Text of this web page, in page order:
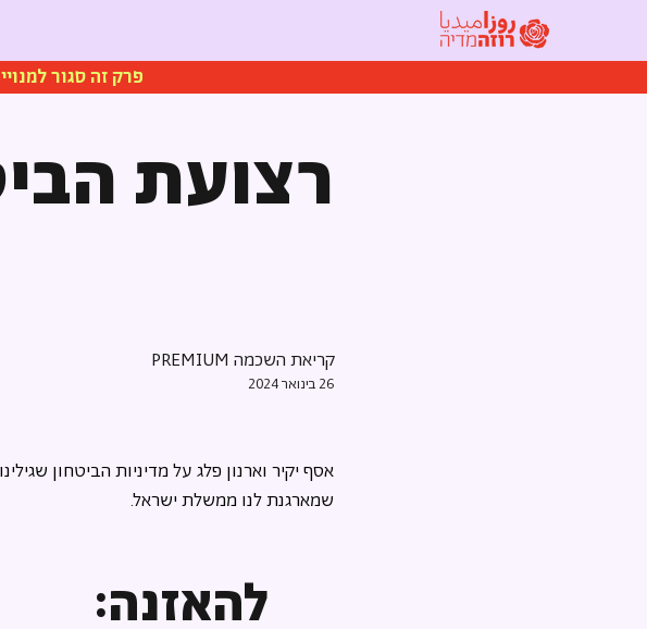
פרק זה סגור
רצועת
קריאת השכמה PREMIUM
26 בינואר 2024
אסף יקיר וארנון פלג על מדיניות הביטחון
שמארגנת לנו ממשלת ישראל.
להאזנה: